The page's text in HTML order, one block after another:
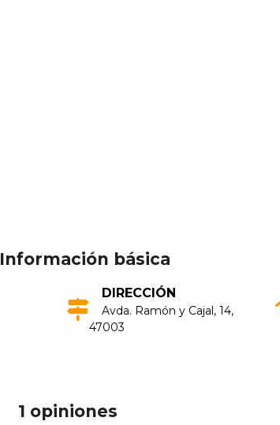
Información básica
DIRECCIÓN
Avda. Ramón y Cajal, 14,
47003
1 opiniones